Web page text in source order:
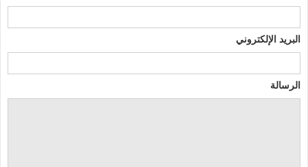
البريد الإلكتروني
الرسالة